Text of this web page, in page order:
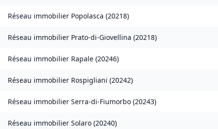
Réseau immobilier Popolasca (20218)
Réseau immobilier Prato-di-Giovellina (20218)
Réseau immobilier Rapale (20246)
Réseau immobilier Rospigliani (20242)
Réseau immobilier Serra-di-Fiumorbo (20243)
Réseau immobilier Solaro (20240)